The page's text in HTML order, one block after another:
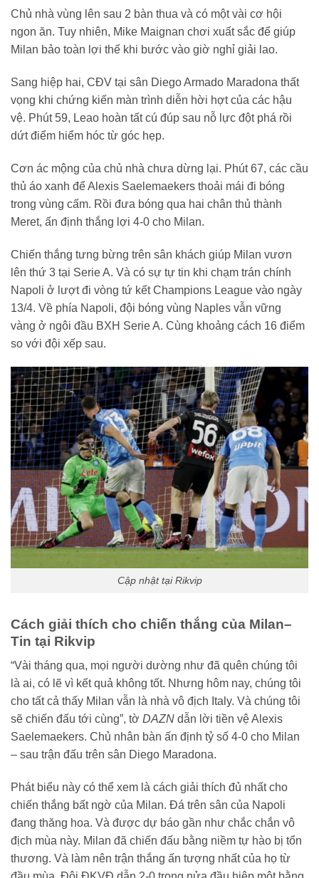
Chủ nhà vùng lên sau 2 bàn thua và có một vài cơ hội
ngon ăn. Tuy nhiên, Mike Maignan chơi xuất sắc để giúp
Milan bảo toàn lợi thế khi bước vào giờ nghỉ giải lao.
Sang hiệp hai, CĐV tại sân Diego Armado Maradona thất
vọng khi chứng kiến màn trình diễn hời hợt của các hậu
vệ. Phút 59, Leao hoàn tất cú đúp sau nỗ lực đột phá rồi
dứt điểm hiểm hóc từ góc hẹp.
Cơn ác mộng của chủ nhà chưa dừng lại. Phút 67, các cầu
thủ áo xanh để Alexis Saelemaekers thoải mái đi bóng
trong vùng cấm. Rồi đưa bóng qua hai chân thủ thành
Meret, ấn định thắng lợi 4-0 cho Milan.
Chiến thắng tưng bừng trên sân khách giúp Milan vươn
lên thứ 3 tại Serie A. Và có sự tự tin khi chạm trán chính
Napoli ở lượt đi vòng tứ kết Champions League vào ngày
13/4. Về phía Napoli, đội bóng vùng Naples vẫn vững
vàng ở ngôi đầu BXH Serie A. Cùng khoảng cách 16 điểm
so với đội xếp sau.
Cập nhật tại Rikvip
Cách giải thích cho chiến thắng của Milan–
Tin tại Rikvip
“Vài tháng qua, mọi người dường như đã quên chúng tôi
là ai, có lẽ vì kết quả không tốt. Nhưng hôm nay, chúng tôi
cho tất cả thấy Milan vẫn là nhà vô địch Italy. Và chúng tôi
sẽ chiến đấu tới cùng”, tờ DAZN dẫn lời tiền vệ Alexis
Saelemaekers. Chủ nhân bàn ấn định tỷ số 4-0 cho Milan
– sau trận đấu trên sân Diego Maradona.
Phát biểu này có thể xem là cách giải thích đủ nhất cho
chiến thắng bất ngờ của Milan. Đá trên sân của Napoli
đang thăng hoa. Và được dự báo gần như chắc chắn vô
địch mùa này. Milan đã chiến đấu bằng niềm tự hào bị tổn
thương. Và làm nên trận thắng ấn tượng nhất của họ từ